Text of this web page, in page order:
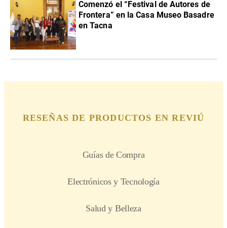
Comenzó el “Festival de Autores de
Frontera” en la Casa Museo Basadre
en Tacna